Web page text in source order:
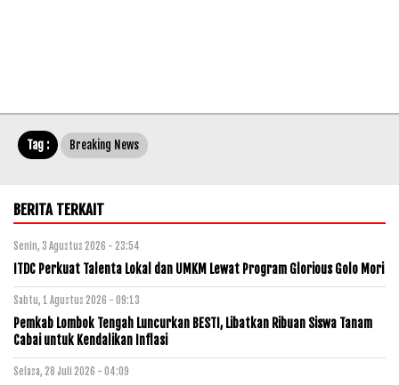
Tag : Breaking News
BERITA TERKAIT
Senin, 3 Agustus 2026 - 23:54
ITDC Perkuat Talenta Lokal dan UMKM Lewat Program Glorious Golo Mori
Sabtu, 1 Agustus 2026 - 09:13
Pemkab Lombok Tengah Luncurkan BESTI, Libatkan Ribuan Siswa Tanam
Cabai untuk Kendalikan Inflasi
Selasa, 28 Juli 2026 - 04:09